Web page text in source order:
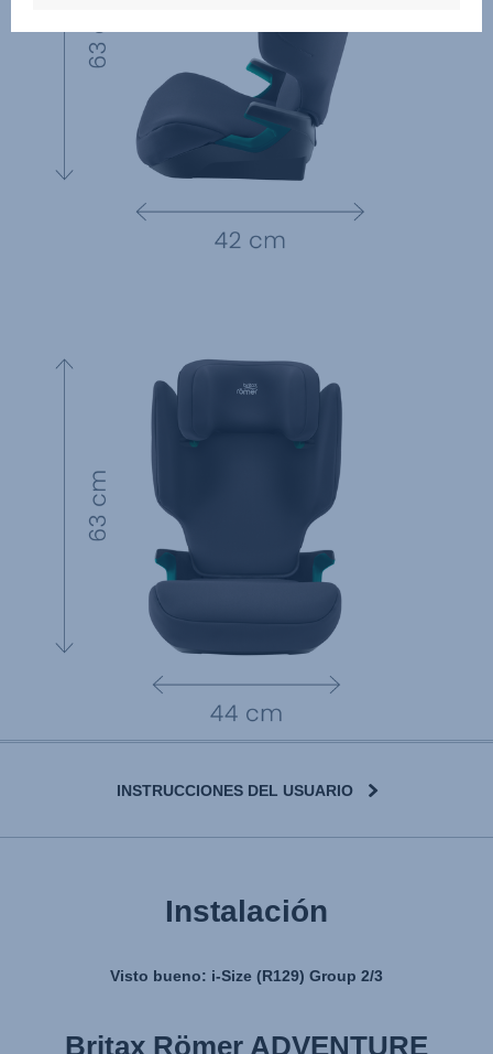
INSTRUCCIONES DEL USUARIO
Instalación
Visto bueno: i-Size (R129) Group 2/3
Britax Römer ADVENTURE